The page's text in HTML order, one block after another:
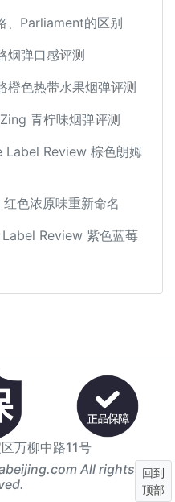
、Parliament的区别
烟弹口感评测
色热带水果烟弹评测
青柠味烟弹评测
Label Review 棕色朗姆
色浓原味重新命名
Review 紫色蓝莓
回到
顶部
万柳中路11号
All rights